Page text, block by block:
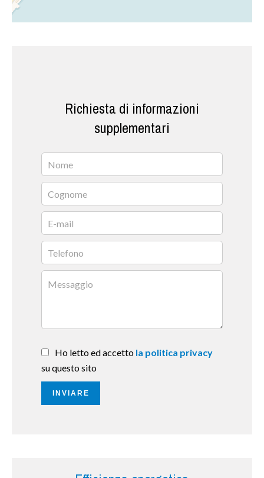
Richiesta di informazioni
supplementari
Ho letto ed accetto la politica privacy
su questo sito
INVIARE